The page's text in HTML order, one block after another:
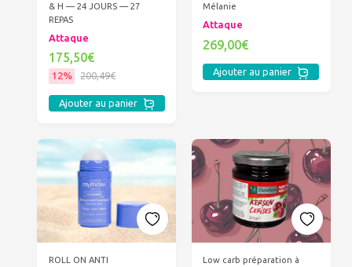
& H — 24 JOURS — 27
REPAS
Attaque
175,50€
12% 200,49€
Ajouter au panier
Mélanie
Attaque
269,00€
Ajouter au panier
ROLL ON ANTI
Low carb préparation à